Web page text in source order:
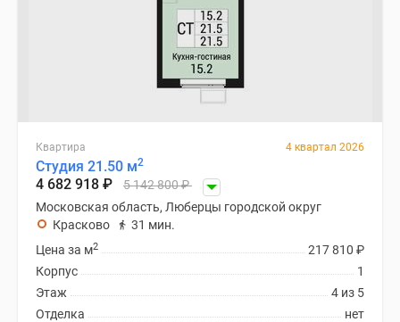
Квартира 4 квартал 2026
Студия 21.50 м2
4 682 918 ₽ 5 142 800₽
Московская область, Люберцы городской округ
Красково
31 мин.
217 810 ₽
Цена за м2
1
Корпус
4 из 5
Этаж
нет
Отделка